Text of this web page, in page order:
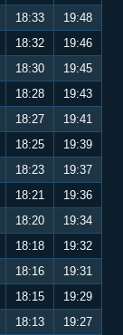
18:33
19:48
18:32
19:46
18:30
19:45
18:28
19:43
18:27
19:41
18:25
19:39
18:23
19:37
18:21
19:36
18:20
19:34
18:18
19:32
18:16
19:31
18:15
19:29
18:13
19:27